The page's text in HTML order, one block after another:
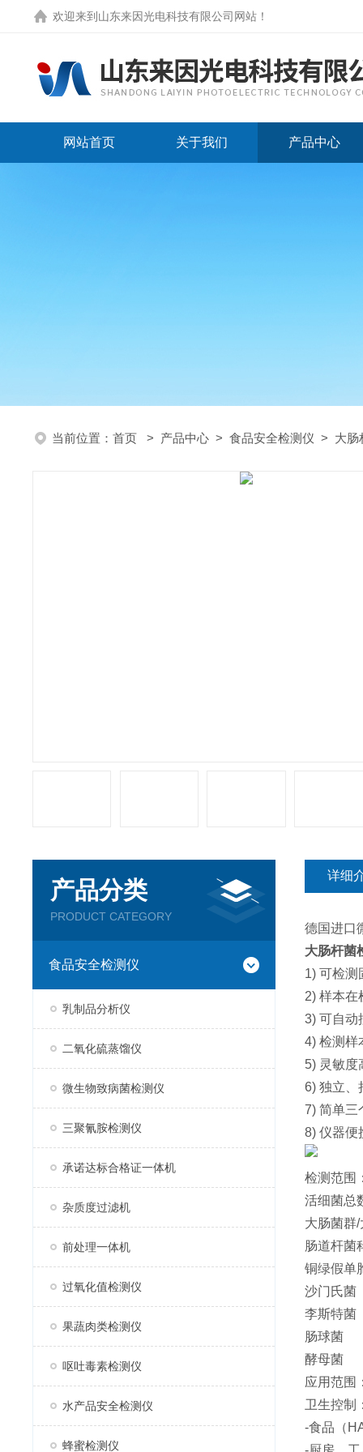
欢迎来到 山东来因光电科技有限公司网站 ！
网站首页 关于我们 产品中心
当前位置： 首页 > 产品中心 > 食品安全检测仪 > 大肠
产品分类
PRODUCT CATEGORY
食品安全检测仪
乳制品分析仪
二氧化硫蒸馏仪
微生物致病菌检测仪
三聚氰胺检测仪
承诺达标合格证一体机
杂质度过滤机
前处理一体机
过氧化值检测仪
果蔬肉类检测仪
呕吐毒素检测仪
水产品安全检测仪
蜂蜜检测仪
详细
德国进口
大肠杆菌
1) 可检测
2) 样本在
3) 可自动
4) 检测样
5) 灵敏度
6) 独立、
7) 简单三
8) 仪器便
检测范围
活细菌总
大肠菌群
肠道杆
铜绿假单
沙门氏菌
李斯特菌
肠球菌
酵母菌
应用范围
卫生控制
-食品（